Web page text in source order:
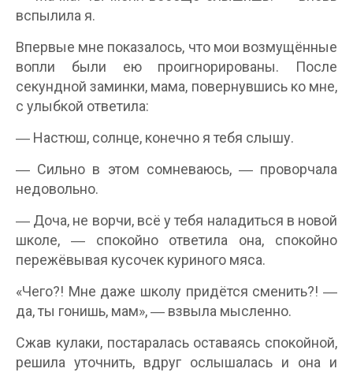
вспылила я.
Впервые мне показалось, что мои возмущённые
вопли были ею проигнорированы. После
секундной заминки, мама, повернувшись ко мне,
с улыбкой ответила:
― Настюш, солнце, конечно я тебя слышу.
― Сильно в этом сомневаюсь, ― проворчала
недовольно.
― Доча, не ворчи, всё у тебя наладиться в новой
школе, ― спокойно ответила она, спокойно
пережёвывая кусочек куриного мяса.
«Чего?! Мне даже школу придётся сменить?! ―
да, ты гонишь, мам», ― взвыла мысленно.
Сжав кулаки, постаралась оставаясь спокойной,
решила уточнить, вдруг ослышалась и она и